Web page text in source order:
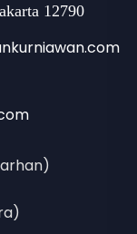
12790